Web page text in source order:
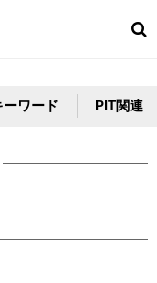
ーワード PIT関連